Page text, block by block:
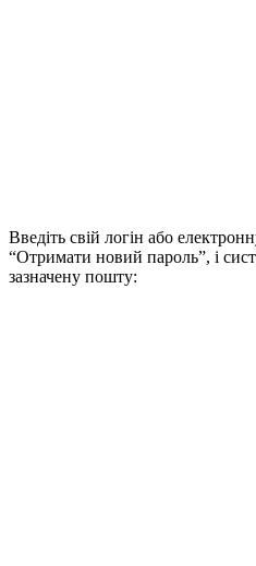
Введіть свій логін або
“Отримати новий пароль”, і
зазначену пошту: